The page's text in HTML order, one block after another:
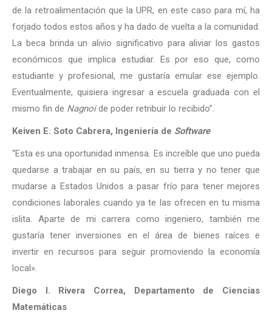
de la retroalimentación que la UPR, en este caso para mí, ha
forjado todos estos años y ha dado de vuelta a la comunidad.
La beca brinda un alivio significativo para aliviar los gastos
económicos que implica estudiar. Es por eso que, como
estudiante y profesional, me gustaría emular ese ejemplo.
Eventualmente, quisiera ingresar a escuela graduada con el
mismo fin de Nagnoide poder retribuir lo recibido”.
Keiven E. Soto Cabrera, Ingeniería de Software
“Esta es una oportunidad inmensa. Es increíble que uno pueda
quedarse a trabajar en su país, en su tierra y no tener que
mudarse a Estados Unidos a pasar frío para tener mejores
condiciones laborales cuando ya te las ofrecen en tu misma
islita. Aparte de mi carrera como ingeniero, también me
gustaría tener inversiones en el área de bienes raíces e
invertir en recursos para seguir promoviendo la economía
local».
Diego I. Rivera Correa, Departamento de Ciencias
Matemáticas